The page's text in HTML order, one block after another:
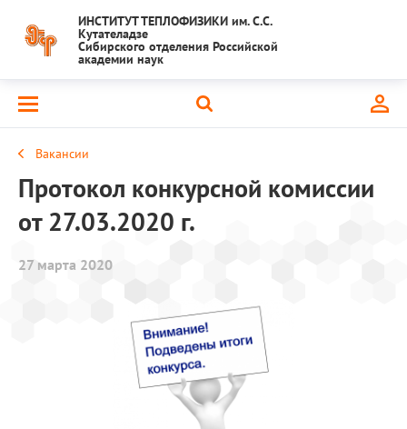
ИНСТИТУТ ТЕПЛОФИЗИКИ им. С.С.
Кутателадзе
Сибирского отделения Российской
академии наук
Вакансии
Протокол конкурсной комиссии
от 27.03.2020 г.
27 марта 2020